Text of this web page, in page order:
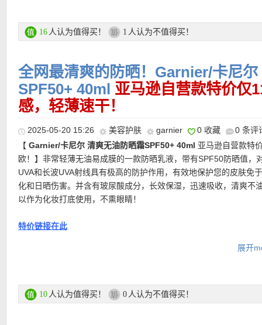
16 人认为值得买！ 1 人认为不值得买！
全网最清爽的防晒！Garnier/卡尼
SPF50+ 40ml 亚马逊自营款特价仅
感，轻薄速干！
2025-05-20 15:26 美容护肤 garnier 0 收藏
0 条评
【 Garnier/卡尼尔 清爽无油防晒霜SPF50+ 40ml 亚马逊自营款特
欧！】非常轻薄无油易成膜的一款防晒乳液，带有SPF50防晒值，
UVA和长波UVA射线具有极高的防护作用，有效地保护您的皮肤免
化和日晒伤害。并含有玻尿酸成分，长效保湿，迅速吸收，清爽不
以作为化妆打底使用，不熏眼睛！
特价链接在此
展开
10 人认为值得买！ 0 人认为不值得买！